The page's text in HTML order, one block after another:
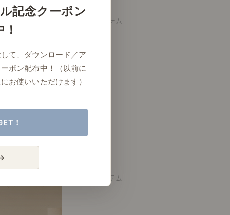
アクセントアイテム
アクセントアイテム
記念クーポン
て、ダウンロード／ア
ポン配布中！（以前に
お使いいただけます）
！